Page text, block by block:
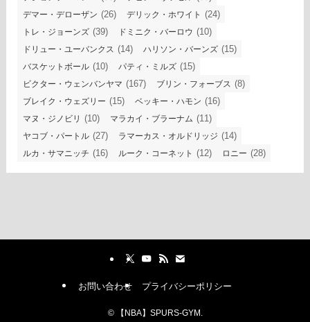
デマー・デローザン (26) デリック・ホワイト (24)
トレ・ジョーンズ (39) ドミニク・バーロウ (10)
ドリュー・ユーバンクス (14) ハリソン・バーンズ (15)
バスケットボール (10) パティ・ミルズ (15)
ビクター・ウェンバンヤマ (167) ブリン・フォーブス (8)
ブレイク・ウェズリー (15) ベッキー・ハモン (16)
マヌ・ジノビリ (10) マラカイ・ブラーナム (11)
ヤコブ・パートル (27) ラマーカス・オルドリッジ (14)
ルカ・サマニッチ (16) ルーク・コーネット (12) ロニー (28)
お問い合わせ プライバシーポリシー
©【NBA】SPURS-GYM.